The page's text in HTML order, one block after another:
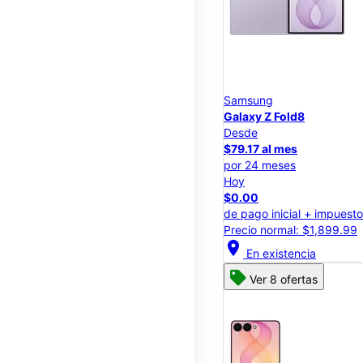
Samsung
Galaxy Z Fold8
Desde
$79.17 al mes
por 24 meses
Hoy
$0.00
de pago inicial +
Precio normal: $1,899.99
location_on En existencia
Ver 8 ofertas